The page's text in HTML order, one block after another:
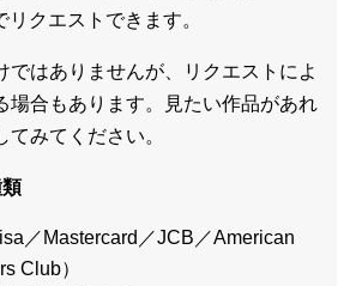
リクエスト できます。
ではありませんが、リクエストによ
場合もあります。見たい作品があれ
みてください。
／Mastercard／JCB／American
Club）